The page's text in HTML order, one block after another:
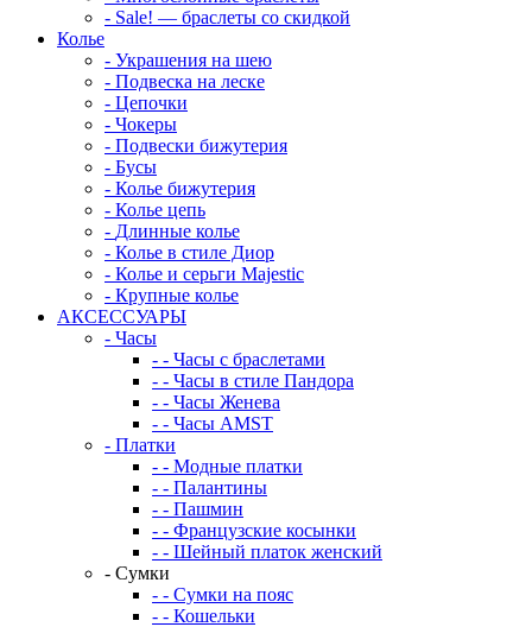
- Sale! — браслеты со скидкой
Колье
- Украшения на шею
- Подвеска на леске
- Цепочки
- Чокеры
- Подвески бижутерия
- Бусы
- Колье бижутерия
- Колье цепь
- Длинные колье
- Колье в стиле Диор
- Колье и серьги Majestic
- Крупные колье
АКСЕССУАРЫ
- Часы
- - Часы с браслетами
- - Часы в стиле Пандора
- - Часы Женева
- - Часы AMST
- Платки
- - Модные платки
- - Палантины
- - Пашмин
- - Французские косынки
- - Шейный платок женский
- Сумки
- - Сумки на пояс
- - Кошельки